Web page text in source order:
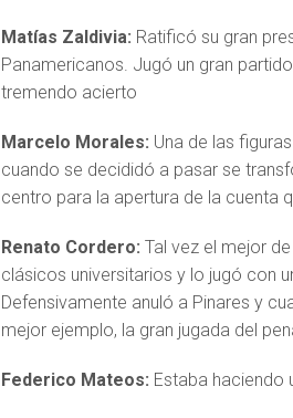
Matías Zaldivia: Ratificó su gran
Panamericanos. Jugó un gran
tremendo acierto
Marcelo Morales: Una de las
cuando se decididó a pasar se
centro para la apertura de la cuenta
Renato Cordero:Tal vez el mejor
clásicos universitarios y lo jugó con
Defensivamente anuló a Pinares y
mejor ejemplo, la gran jugada del
Federico Mateos: Estaba haciendo